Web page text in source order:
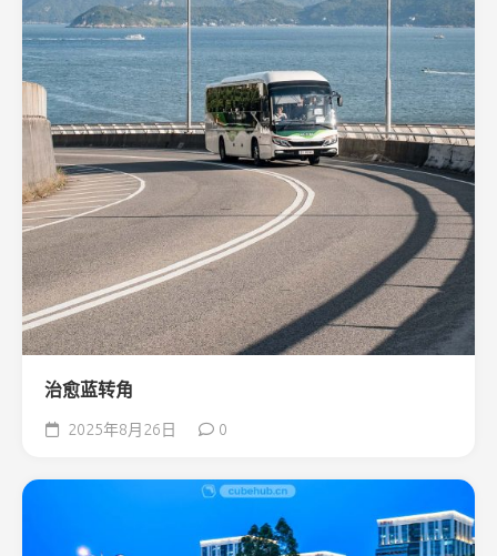
治愈蓝转角
2025年8月26日 0